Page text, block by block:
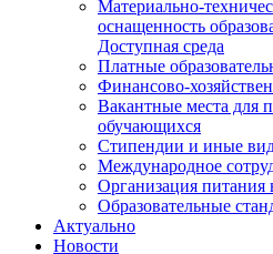
Материально-
оснащенность
Доступная среда
Платные
Финансово-
Вакантные места для
обучающихся
Стипендии и иные
Международное
Организация питания
Образовательные
Актуально
Новости